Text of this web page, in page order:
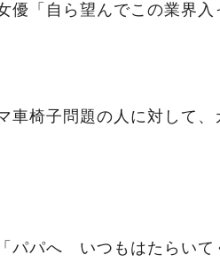
「自ら望んでこの業界入
車椅子問題の人に対して
パパへ いつもはたらいて